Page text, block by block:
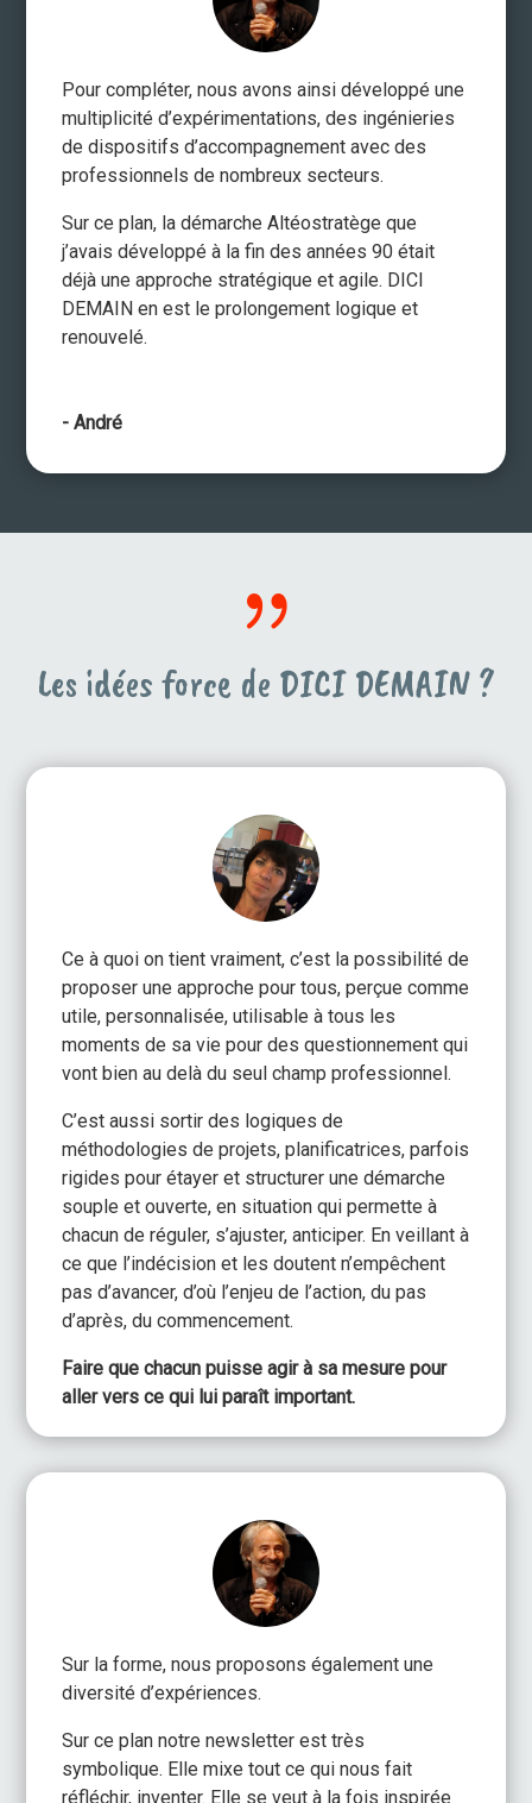
Pour compléter, nous avons ainsi développé une
multiplicité d’expérimentations, des ingénieries
de dispositifs d’accompagnement avec des
professionnels de nombreux secteurs.
Sur ce plan, la démarche Altéostratège que
j’avais développé à la fin des années 90 était
déjà une approche stratégique et agile. DICI
DEMAIN en est le prolongement logique et
renouvelé.
- André
{
Les idées force de DICI DEMAIN ?
Ce à quoi on tient vraiment, c’est la possibilité de
proposer une approche pour tous, perçue comme
utile, personnalisée, utilisable à tous les
moments de sa vie pour des questionnement qui
vont bien au delà du seul champ professionnel.
C’est aussi sortir des logiques de
méthodologies de projets, planificatrices, parfois
rigides pour étayer et structurer une démarche
souple et ouverte, en situation qui permette à
chacun de réguler, s’ajuster, anticiper. En veillant à
ce que l’indécision et les doutent n’empêchent
pas d’avancer, d’où l’enjeu de l’action, du pas
d’après, du commencement.
Faire que chacun puisse agir à sa mesure pour
aller vers ce qui lui paraît important.
Sur la forme, nous proposons également une
diversité d’expériences.
Sur ce plan notre newsletter est très
symbolique. Elle mixe tout ce qui nous fait
réfléchir, inventer. Elle se veut à la fois inspirée